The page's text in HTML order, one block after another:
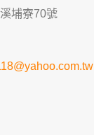
埔寮70號